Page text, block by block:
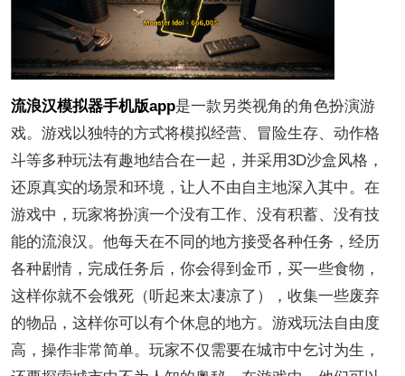
流浪汉模拟器手机版app是一款另类视角的角色扮演游
戏。游戏以独特的方式将模拟经营、冒险生存、动作格
斗等多种玩法有趣地结合在一起，并采用3D沙盒风格，
还原真实的场景和环境，让人不由自主地深入其中。在
游戏中，玩家将扮演一个没有工作、没有积蓄、没有技
能的流浪汉。他每天在不同的地方接受各种任务，经历
各种剧情，完成任务后，你会得到金币，买一些食物，
这样你就不会饿死（听起来太凄凉了），收集一些废弃
的物品，这样你可以有个休息的地方。游戏玩法自由度
高，操作非常简单。玩家不仅需要在城市中乞讨为生，